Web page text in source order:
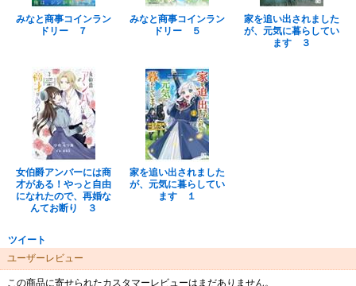
みなと商事コインラン
ドリー ７
みなと商事コインラン
ドリー ５
家を追い出されました
が、元気に暮らしてい
ます ３
女伯爵アンバーには商
才がある！やっと自由
になれたので、再婚な
んてお断り ３
家を追い出されました
が、元気に暮らしてい
ます １
ツイート
ユーザーレビュー
この商品に寄せられたカスタマーレビューはまだありません。